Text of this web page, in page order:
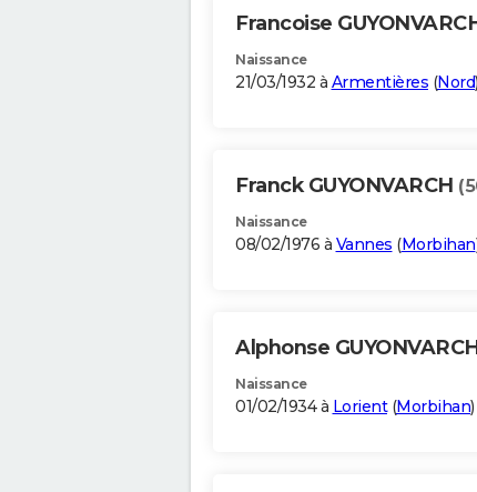
Francoise
Naissance
21/03/1932 à Armentières (Nord)
Franck GUYONVARCH
Naissance
08/02/1976 à Vannes (Morbihan
Alphonse
Naissance
01/02/1934 à Lorient(Morbihan)